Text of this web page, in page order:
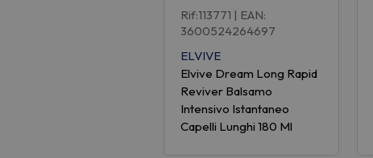
Rif:113771 | EAN:
3600524264697
ELVIVE
Elvive Dream Long Rapid
Reviver Balsamo
Intensivo Istantaneo
Capelli Lunghi 180 Ml